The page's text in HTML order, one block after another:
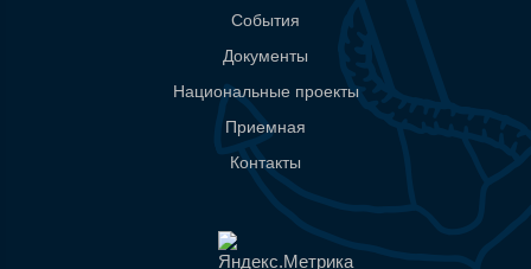
События
Документы
Национальные проекты
Приемная
Контакты